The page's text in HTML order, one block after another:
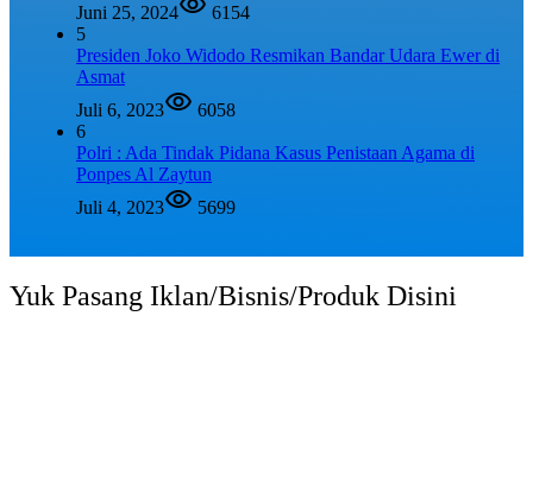
Juni 25, 2024
6154
5
Presiden Joko Widodo Resmikan Bandar Udara Ewer di
Asmat
Juli 6, 2023
6058
6
Polri : Ada Tindak Pidana Kasus Penistaan Agama di
Ponpes Al Zaytun
Juli 4, 2023
5699
Yuk Pasang Iklan/Bisnis/Produk Disini